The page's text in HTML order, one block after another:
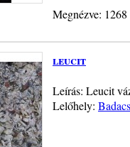
Megnézve:
leucit
Leírás: Leucit
Lelőhely: